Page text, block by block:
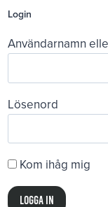
Login
Användarnamn
Lösenord
Kom ihåg mig